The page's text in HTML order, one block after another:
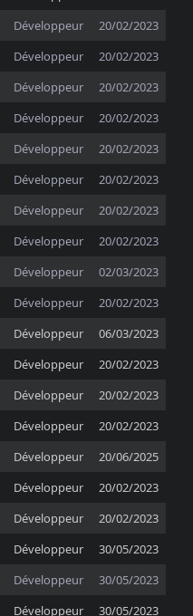
Développeur
20/02/2023
Développeur
20/02/2023
Développeur
20/02/2023
Développeur
20/02/2023
Développeur
20/02/2023
Développeur
20/02/2023
Développeur
20/02/2023
Développeur
20/02/2023
Développeur
02/03/2023
Développeur
20/02/2023
Développeur
06/03/2023
Développeur
20/02/2023
Développeur
20/02/2023
Développeur
20/02/2023
Développeur
20/06/2025
Développeur
20/02/2023
Développeur
20/02/2023
Développeur
30/05/2023
Développeur
30/05/2023
Développeur 30/05/2023